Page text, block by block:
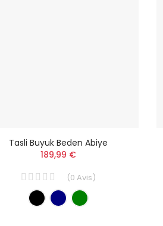
Tasli Buyuk Beden Abiye
189,99 €
(0 Avis)